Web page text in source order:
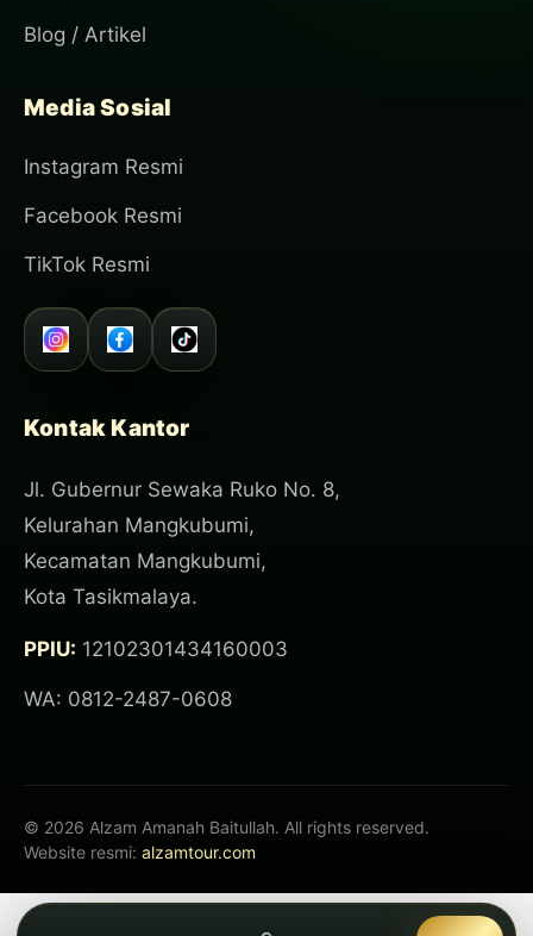
Blog / Artikel
Media Sosial
Instagram Resmi
Facebook Resmi
TikTok Resmi
Kontak Kantor
Jl. Gubernur Sewaka Ruko No. 8,
Kelurahan Mangkubumi,
Kecamatan Mangkubumi,
Kota Tasikmalaya.
PPIU: 12102301434160003
WA: 0812-2487-0608
© 2026 Alzam Amanah Baitullah. All rights reserved.
Website resmi: alzamtour.com